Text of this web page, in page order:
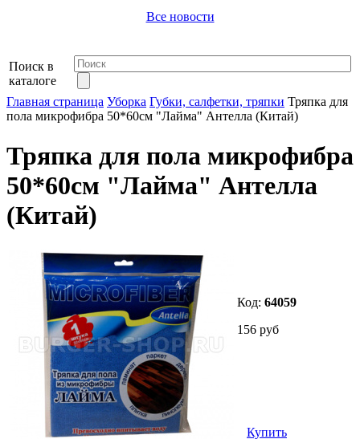
Все новости
Поиск в
каталоге
Главная страница Уборка Губки, салфетки, тряпки Тряпка для
пола микрофибра 50*60см "Лайма" Антелла (Китай)
Тряпка для пола микрофибра
50*60см "Лайма" Антелла
(Китай)
Код: 64059
156 руб
Купить